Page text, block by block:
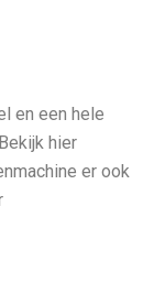
en een hele
hier
er ook